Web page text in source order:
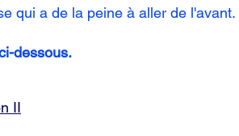
qui a de la peine à aller de l'avant.
dessous.
II